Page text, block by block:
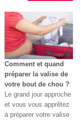
Comment et quand
préparer la valise de
votre bout de chou ?:
Le grand jour approche
et vous vous apprêtez
à préparer votre valise